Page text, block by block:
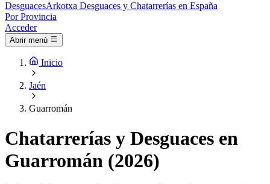
DesguacesArkotxa Desguaces y Chatarrerías en España
Por Provincia
Acceder
Abrir menú
Inicio
Jaén
Guarromán
Chatarrerías y Desguaces en
Guarromán (2026)